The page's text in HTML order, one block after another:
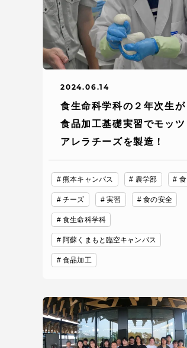
2024.06.14
食生命科学科の２年次生が
食品加工基礎実習でモッツ
アレラチーズを製造！
熊本キャンパス 農学部 食
チーズ 実習 食の安全
食生命科学科
阿蘇くまもと臨空キャンパス
食品加工
グローバル大学へ向けた取り組
みのための基本理念
語学教育センター
TOKAIスポーツ